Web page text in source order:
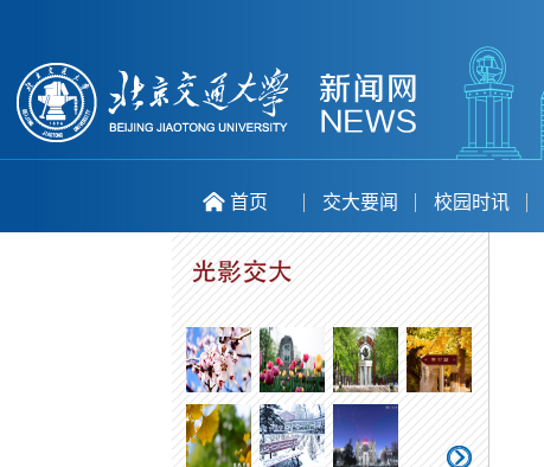
首页 交大要闻 校园时讯
喜庆二十大